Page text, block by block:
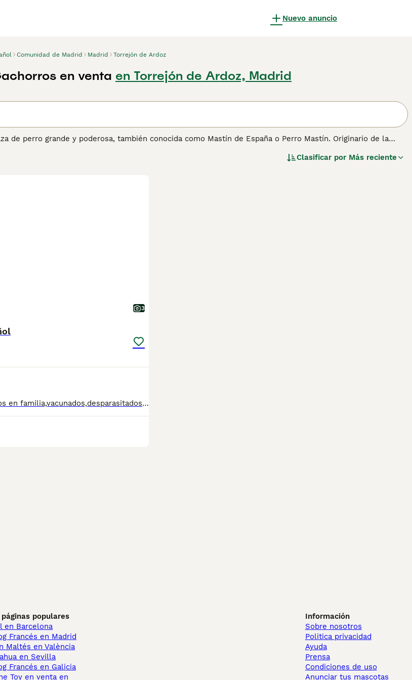
Nuevo anuncio
Comunidad de Madrid Madrid Torrejón de Ardoz
en venta en Torrejón de Ardoz, Madrid
de perro grande y poderosa, también conocida como Mastín de España o Perro Mastín. Originario de la
y leal, el Mastín Español es un excelente guardián y protector. A pesar de su imponente tamaño, es
de protección.
Clasificar por Más reciente
3
Excelentes cachorros criados en familia,vacunados,desparasitados,excelente carácter las mejores líneas de sangre tlfn 676572107
populares
en Barcelona
Francés en Madrid
Maltés en València
en Sevilla
Francés en Galicia
Toy en venta en
Información
Sobre nosotros
Politica privacidad
Ayuda
Prensa
Condiciones de uso
Anunciar tus mascotas